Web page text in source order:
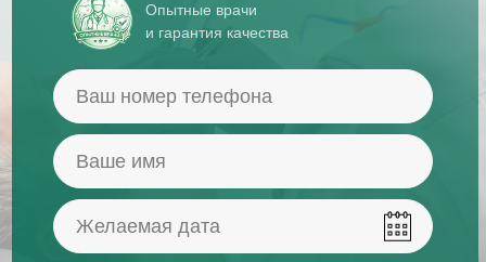
Опытные врачи
и гарантия качества
Срочная стоматологическая помощь
УСЛУГИ